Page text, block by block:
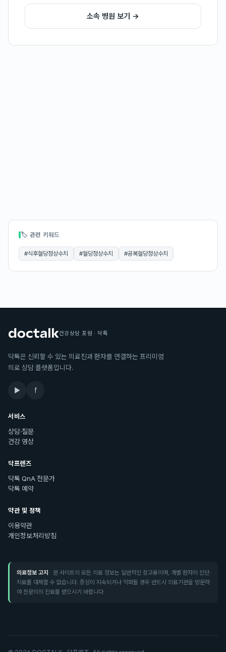
소속 병원 보기 →
🏷 관련 키워드
#식후혈당정상수치 #혈당정상수치 #공복혈당정상수치
건강상담 포럼 · 닥톡
닥톡은 신뢰할 수 있는 의료진과 환자를 연결하는 프리미엄
의료 상담 플랫폼입니다.
▶ f
서비스
상담·질문
건강 영상
닥프렌즈
닥톡 QnA 전문가
닥톡 예약
약관 및 정책
이용약관
개인정보처리방침
의료정보 고지 · 본 사이트의 모든 의료 정보는 일반적인 참고용이며, 개별 환자의 진단·
치료를 대체할 수 없습니다. 증상이 지속되거나 악화될 경우 반드시 의료기관을 방문하
여 전문의의 진료를 받으시기 바랍니다.